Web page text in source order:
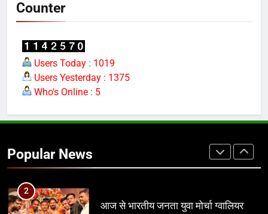
Counter
Users Today : 1019
Users Yesterday : 1375
Who's Online : 5
Popular News
परिवारों की नजर सरकार पर
प्रमुख
आज से भारतीय जनता युवा मोर्चा ग्वालियर
महानगर का हर कार्यकर्ता अपने आप को जिला
अध्यक्ष समझे – शिवम रानू राजावत
3
प्रतिशोध की राजनीति बंद करे भाजपा